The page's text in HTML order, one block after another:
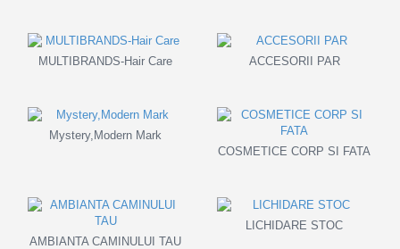
MULTIBRANDS-Hair Care ACCESORII PAR
Mystery,Modern Mark
COSMETICE CORP SI FATA
AMBIANTA CAMINULUI TAU
LICHIDARE STOC